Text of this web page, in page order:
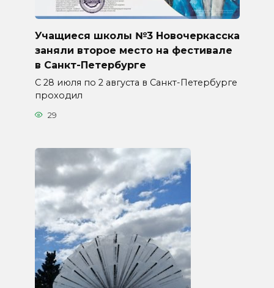
Учащиеся школы №3 Новочеркасска
заняли второе место на фестивале
в Санкт-Петербурге
С 28 июля по 2 августа в Санкт-Петербурге
проходил
29